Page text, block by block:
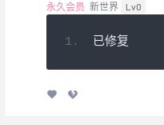
永久会员 新世界 Lv0
已修复